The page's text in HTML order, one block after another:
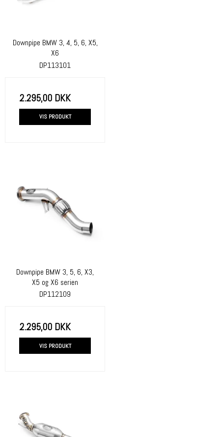
Downpipe BMW 3, 4, 5, 6, X5,
X6
DP113101
2.295,00 DKK
VIS PRODUKT
Downpipe BMW 3, 5, 6, X3,
X5 og X6 serien
DP112109
2.295,00 DKK
VIS PRODUKT